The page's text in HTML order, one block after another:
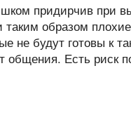
придирчив при
таким образом
не будут готовы к
общения. Есть риск